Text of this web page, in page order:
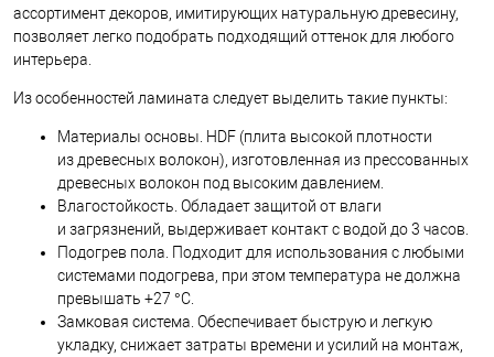
ассортимент декоров, имитирующих натуральную древесину,
позволяет легко подобрать подходящий оттенок для любого
интерьера.
Из особенностей ламината следует выделить такие пункты:
Материалы основы. HDF (плита высокой плотности
из древесных волокон), изготовленная из прессованных
древесных волокон под высоким давлением.
Влагостойкость. Обладает защитой от влаги
и загрязнений, выдерживает контакт с водой до 3 часов.
Подогрев пола. Подходит для использования с любыми
системами подогрева, при этом температура не должна
превышать +27 °C.
Замковая система. Обеспечивает быструю и легкую
укладку, снижает затраты времени и усилий на монтаж,